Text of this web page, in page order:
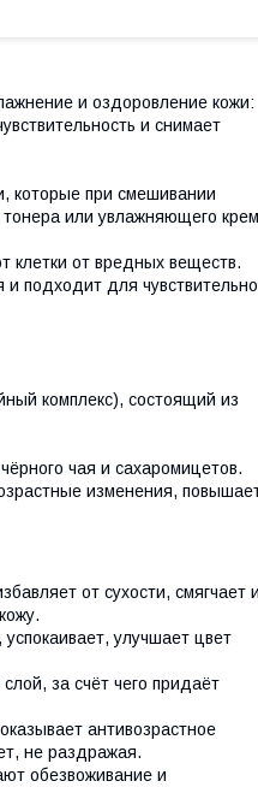
и оздоровление кожи:
и снимает
которые при смешивании
тонера или увлажняющего
клетки от вредных веществ.
подходит для
комплекс), состоящий из
чая и сахаромицетов.
изменения,
от сухости, смягчает и
улучшает цвет
за счёт чего придаёт
антивозрастное
не раздражая.
обезвоживание и